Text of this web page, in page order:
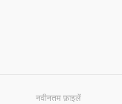
नवीनतम फ़ाइलें